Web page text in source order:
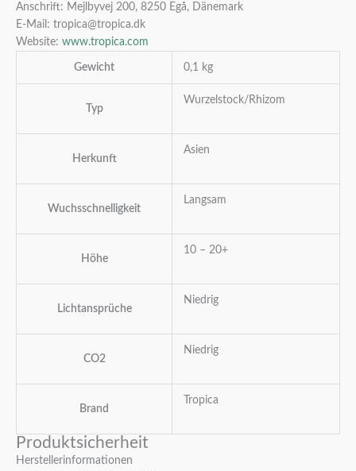
Anschrift: Mejlbyvej 200, 8250 Egå, Dänemark
E-Mail: tropica@tropica.dk
Website: www.tropica.com
Gewicht 0,1 kg
Typ
Wurzelstock/Rhizom
Herkunft
Asien
Wuchsschnelligkeit
Langsam
Höhe
10 – 20+
Lichtansprüche
Niedrig
CO2
Niedrig
Brand
Tropica
Produktsicherheit
Herstellerinformationen